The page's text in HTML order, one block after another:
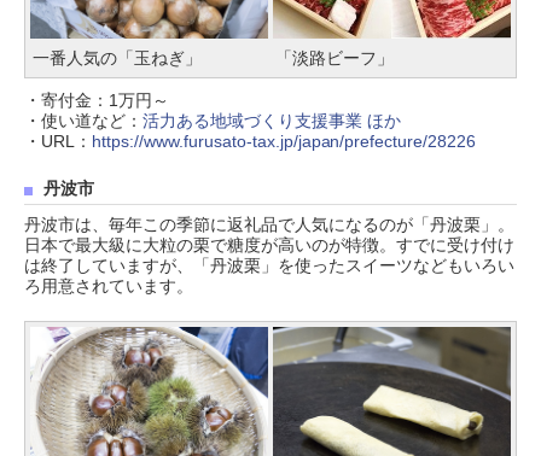
一番人気の「玉ねぎ」 「淡路ビーフ」
・寄付金：1万円～
・使い道など： 活力ある地域づくり支援事業 ほか
・URL： https://www.furusato-tax.jp/japan/prefecture/28226
丹波市
丹波市は、毎年この季節に返礼品で人気になるのが「丹波栗」。
日本で最大級に大粒の栗で糖度が高いのが特徴。すでに受け付け
は終了していますが、「丹波栗」を使ったスイーツなどもいろい
ろ用意されています。